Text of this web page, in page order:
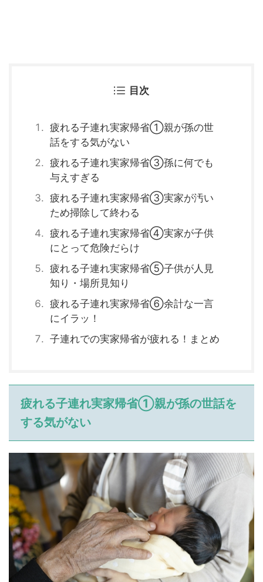
目次
疲れる子連れ実家帰省①親が孫の世
話をする気がない
疲れる子連れ実家帰省③孫に何でも
与えすぎる
疲れる子連れ実家帰省③実家が汚い
ため掃除して終わる
疲れる子連れ実家帰省④実家が子供
にとって危険だらけ
疲れる子連れ実家帰省⑤子供が人見
知り・場所見知り
疲れる子連れ実家帰省⑥余計な一言
にイラッ！
子連れでの実家帰省が疲れる！まとめ
疲れる子連れ実家帰省①親が孫の世話を
する気がない